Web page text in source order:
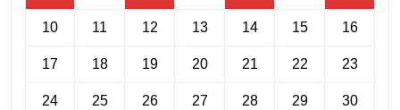
10 11 12 13 14 15 16
17 18 19 20 21 22 23
24 25 26 27 28 29 30